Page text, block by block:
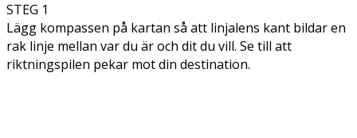
STEG 1
Lägg kompassen på kartan så att linjalens kant bildar en
rak linje mellan var du är och dit du vill. Se till att
riktningspilen pekar mot din destination.